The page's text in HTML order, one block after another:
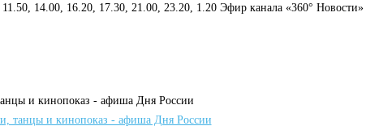
14.00, 16.20, 17.30, 21.00, 23.20, 1.20 Эфир канала «360°
и кинопоказ - афиша Дня России